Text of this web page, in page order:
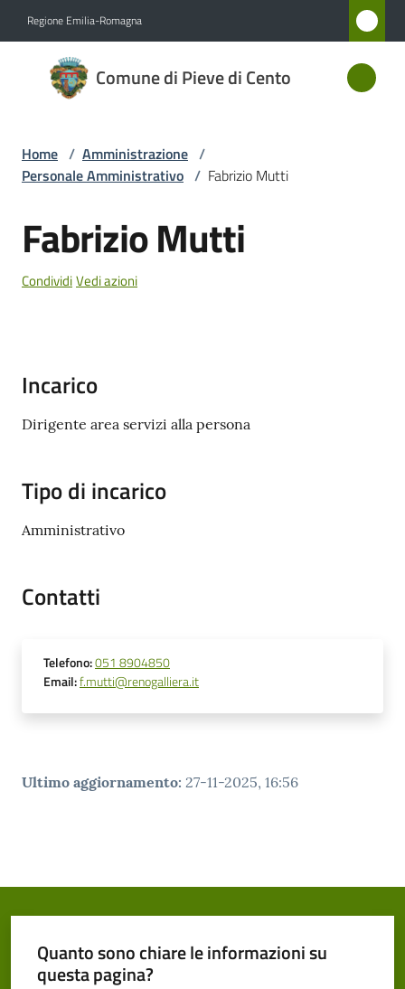
Regione Emilia-Romagna
Comune di Pieve di Cento
Comune
di Pieve
Novità
Servizi
di
Amministrazione
Tutti
Seguici
Home / Amministrazione /
Personale Amministrativo / Fabrizio Mutti
Salta al contenuto
Fabrizio Mutti
CondividiVedi azioni
Incarico
Dirigente area servizi alla persona
Tipo di incarico
Amministrativo
Contatti
Telefono:051 8904850
Email:f.mutti@renogalliera.it
Ultimo aggiornamento: 27-11-2025, 16:56
Quanto sono chiare le informazioni su
questa pagina?